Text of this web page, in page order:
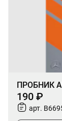
ПРОБНИК
190 ₽
арт.